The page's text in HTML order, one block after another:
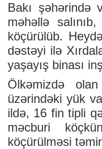
Bakı şəhərində
məhəllə
köçürülüb.
dəstəyi ilə
yaşayış binası
Ölkəmizdə
üzərindəki yük
ildə, 16 fin tipli
məcburi
köçürülməsi